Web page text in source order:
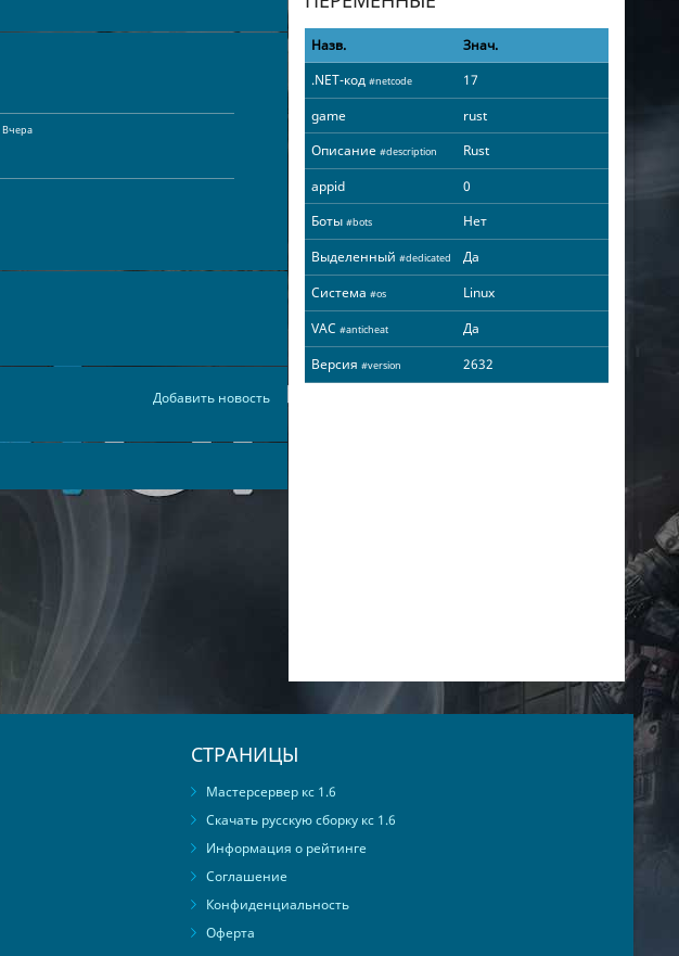
Вчера
Добавить новость
Назв.
Знач.
.NET-код #netcode
17
game
rust
Описание #description
Rust
appid
0
Боты #bots
Нет
Выделенный #dedicated
Да
Система #os
Linux
VAC #anticheat
Да
Версия #version 2632
СТРАНИЦЫ
Мастерсервер кс 1.6
Скачать русскую сборку кс 1.6
Информация о рейтинге
Соглашение
Конфиденциальность
Оферта